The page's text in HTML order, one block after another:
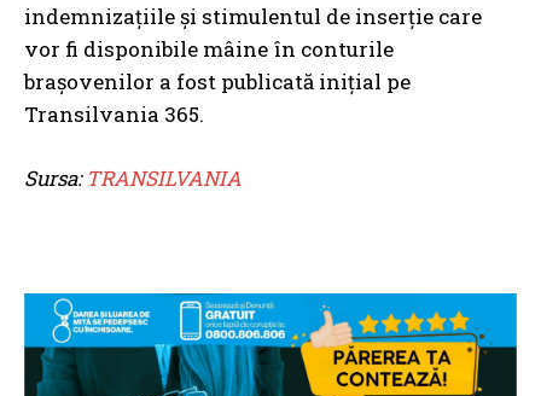
indemnizațiile și stimulentul de inserție care
vor fi disponibile mâine în conturile
brașovenilor a fost publicată inițial pe
Transilvania 365.
Sursa: TRANSILVANIA